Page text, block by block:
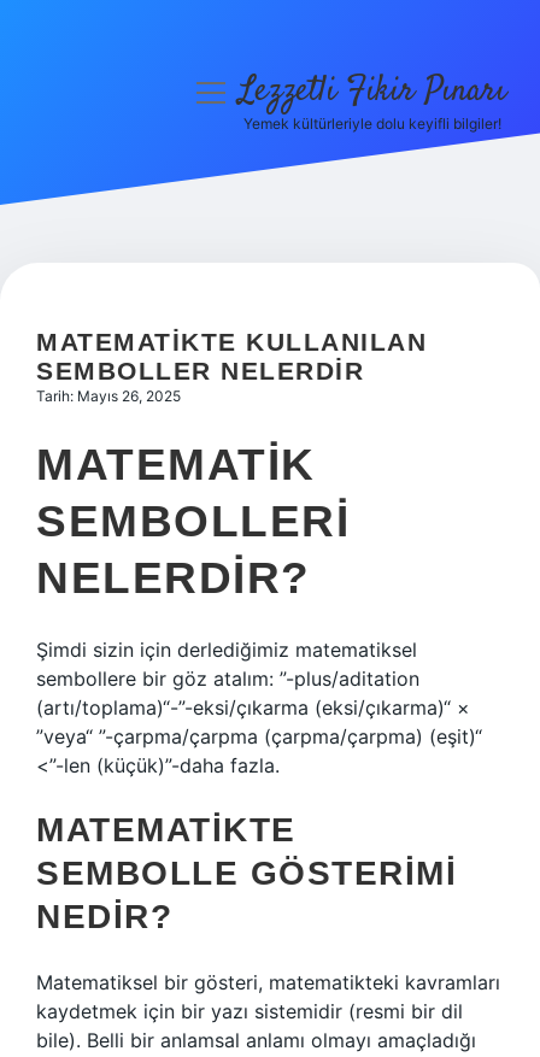
Hakkımızda
menüyüLezzetli Fikir Pınarı
Yemek kültürleriyle dolu keyifli bilgiler!
MATEMATIKTE KULLANILAN
SEMBOLLER NELERDIR
Tarih: Mayıs 26, 2025
MATEMATIK
SEMBOLLERI
NELERDIR?
Şimdi sizin için derlediğimiz matematiksel
sembollere bir göz atalım: ”-plus/aditation
(artı/toplama)“-”-eksi/çıkarma (eksi/çıkarma)“ ×
”veya“ ”-çarpma/çarpma (çarpma/çarpma) (eşit)“
<”-len (küçük)”-daha fazla.
MATEMATIKTE
SEMBOLLE GÖSTERIMI
NEDIR?
Matematiksel bir gösteri, matematikteki kavramları
kaydetmek için bir yazı sistemidir (resmi bir dil
bile). Belli bir anlamsal anlamı olmayı amaçladığı